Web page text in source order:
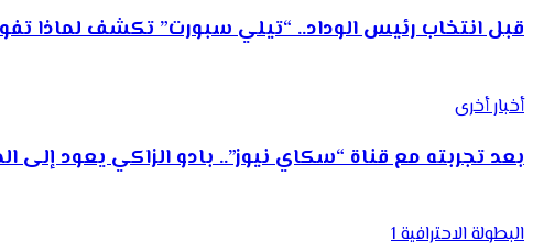
قبل انتخاب رئيس الوداد.. “تيلي سبورت” تكشف
أخبار أخرى
بعد تجربته مع قناة “سكاي نيوز”.. بادو الزاكي يعود
البطولة الاحترافية 1